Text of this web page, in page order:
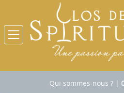
Qui sommes-nous ? |